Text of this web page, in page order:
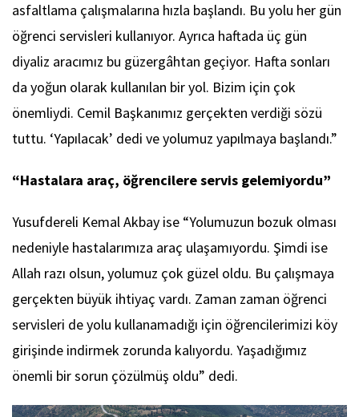
asfaltlama çalışmalarına hızla başlandı. Bu yolu her gün
öğrenci servisleri kullanıyor. Ayrıca haftada üç gün
diyaliz aracımız bu güzergâhtan geçiyor. Hafta sonları
da yoğun olarak kullanılan bir yol. Bizim için çok
önemliydi. Cemil Başkanımız gerçekten verdiği sözü
tuttu. ‘Yapılacak’ dedi ve yolumuz yapılmaya başlandı.”
“Hastalara araç, öğrencilere servis gelemiyordu”
Yusufdereli Kemal Akbay ise “Yolumuzun bozuk olması
nedeniyle hastalarımıza araç ulaşamıyordu. Şimdi ise
Allah razı olsun, yolumuz çok güzel oldu. Bu çalışmaya
gerçekten büyük ihtiyaç vardı. Zaman zaman öğrenci
servisleri de yolu kullanamadığı için öğrencilerimizi köy
girişinde indirmek zorunda kalıyordu. Yaşadığımız
önemli bir sorun çözülmüş oldu” dedi.